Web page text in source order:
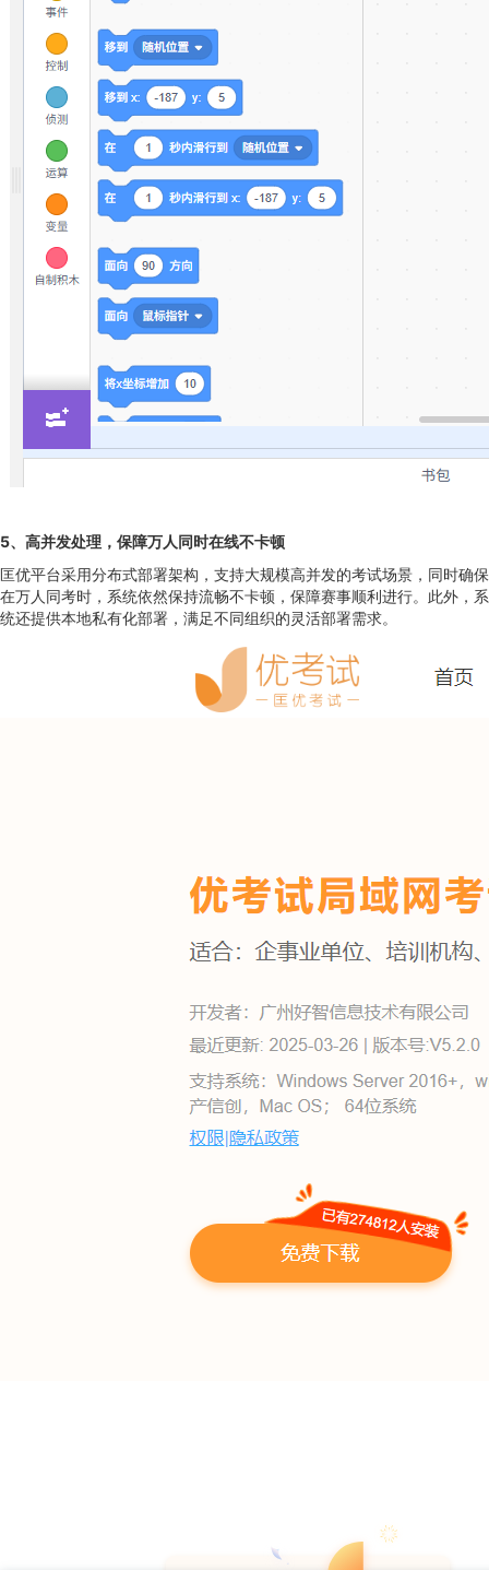
5、 高并发处理，保障万人同时在线不卡顿
匡优平台采用分布式部署架构，支持大规模高并发的考试场景，同时确保
在万人同考时，系统依然保持流畅不卡顿，保障赛事顺利进行。此外，系
统还提供本地私有化部署，满足不同组织的灵活部署需求。